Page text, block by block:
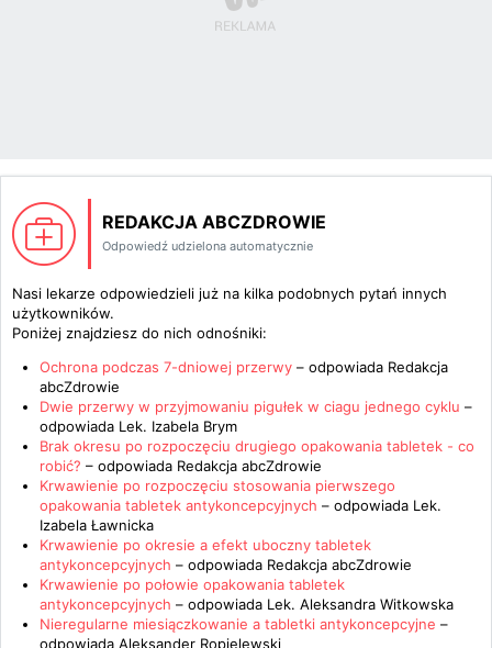
REDAKCJA ABCZDROWIE
Odpowiedź udzielona automatycznie
Nasi lekarze odpowiedzieli już na kilka podobnych pytań innych
użytkowników.
Poniżej znajdziesz do nich odnośniki:
Ochrona podczas 7-dniowej przerwy – odpowiada Redakcja
abcZdrowie
Dwie przerwy w przyjmowaniu pigułek w ciagu jednego cyklu –
odpowiada Lek. Izabela Brym
Brak okresu po rozpoczęciu drugiego opakowania tabletek - co
robić? – odpowiada Redakcja abcZdrowie
Krwawienie po rozpoczęciu stosowania pierwszego
opakowania tabletek antykoncepcyjnych – odpowiada Lek.
Izabela Ławnicka
Krwawienie po okresie a efekt uboczny tabletek
antykoncepcyjnych – odpowiada Redakcja abcZdrowie
Krwawienie po połowie opakowania tabletek
antykoncepcyjnych – odpowiada Lek. Aleksandra Witkowska
Nieregularne miesiączkowanie a tabletki antykoncepcyjne –
odpowiada Aleksander Ropielewski